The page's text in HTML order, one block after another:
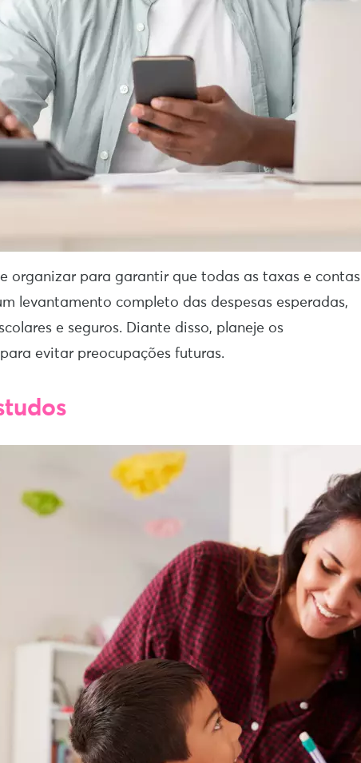
organizar para garantir que todas as taxas e contas
levantamento completo das despesas esperadas,
e seguros. Diante disso, planeje os
evitar preocupações futuras.